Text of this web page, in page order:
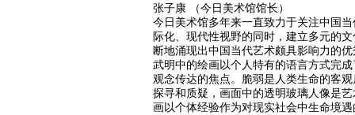
张子康 （今日美术馆馆长）
今日美术馆多年来一直致力于关注中国
际化、现代性视野的同时，建立多元的
断地涌现出中国当代艺术颇具影响力的
武明中的绘画以个人特有的语言方式完
观念传达的焦点。脆弱是人类生命的客
探寻和质疑，画面中的透明玻璃人像是
画以个体经验作为对现实社会中生命境